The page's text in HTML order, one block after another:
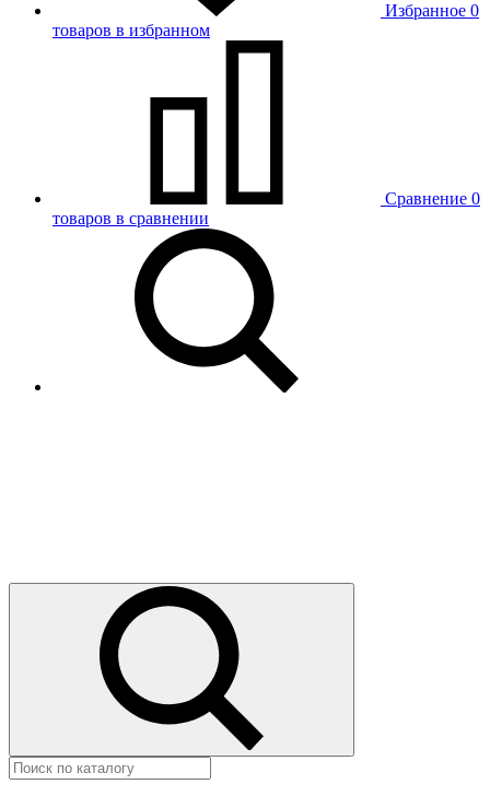
Избранное 0
товаров в избранном
Сравнение 0
товаров в сравнении